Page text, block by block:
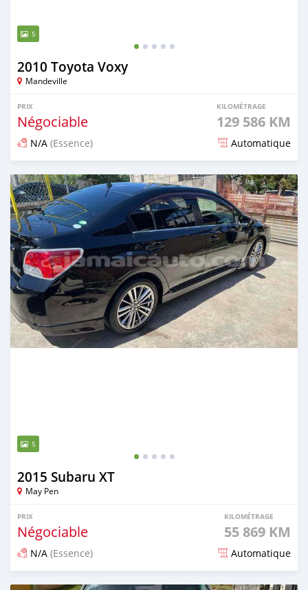
5
2010 Toyota Voxy
Mandeville
PRIX
Négociable
KILOMÉTRAGE
129 586 KM
N/A (Essence) Automatique
Publié il y a 3 mois
5
2015 Subaru XT
May Pen
PRIX
Négociable
KILOMÉTRAGE
55 869 KM
N/A (Essence) Automatique
Publié il y a 3 mois